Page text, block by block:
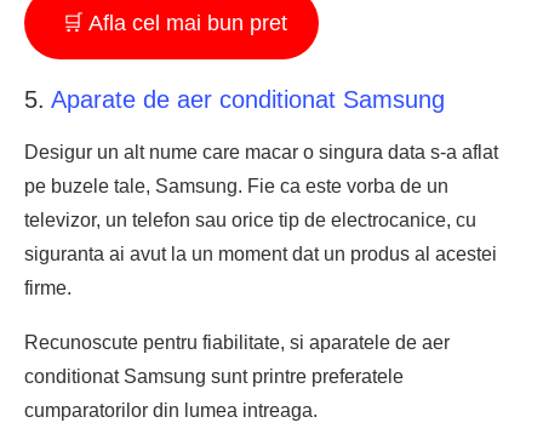
🛒 Afla cel mai bun pret
5. Aparate de aer conditionat Samsung
Desigur un alt nume care macar o singura data s-a aflat
pe buzele tale, Samsung. Fie ca este vorba de un
televizor, un telefon sau orice tip de electrocanice, cu
siguranta ai avut la un moment dat un produs al acestei
firme.
Recunoscute pentru fiabilitate, si aparatele de aer
conditionat Samsung sunt printre preferatele
cumparatorilor din lumea intreaga.